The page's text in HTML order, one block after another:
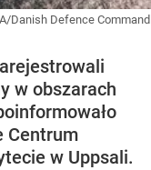
Danish Defence Command
w obszarach
Centrum
w Uppsali.